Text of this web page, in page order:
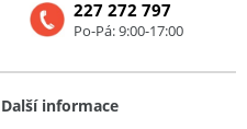
227 272 797
Po-Pá: 9:00-17:00
Další informace